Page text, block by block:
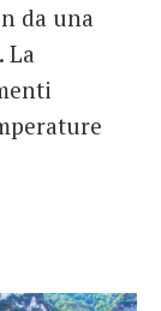
da una
La